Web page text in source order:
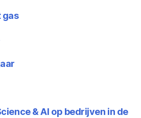
gas
& AI op bedrijven in de